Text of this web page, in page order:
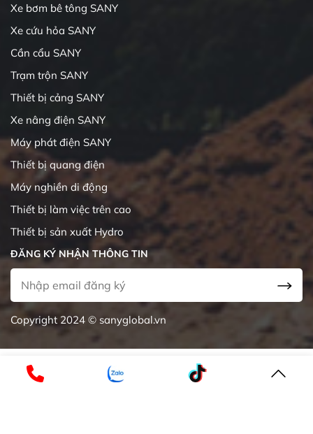
Xe bơm bê tông SANY
Xe cứu hỏa SANY
Cần cẩu SANY
Trạm trộn SANY
Thiết bị cảng SANY
Xe nâng điện SANY
Máy phát điện SANY
Thiết bị quang điện
Máy nghiền di động
Thiết bị làm việc trên cao
Thiết bị sản xuất Hydro
ĐĂNG KÝ NHẬN THÔNG TIN
Copyright 2024 © sanyglobal.vn